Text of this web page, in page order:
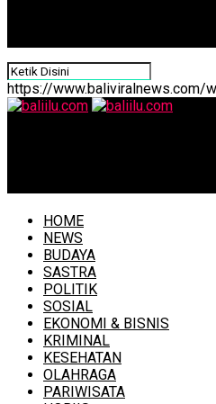
https://www.baliviralnews.com/
HOME
NEWS
BUDAYA
SASTRA
POLITIK
SOSIAL
EKONOMI & BISNIS
KRIMINAL
KESEHATAN
OLAHRAGA
PARIWISATA